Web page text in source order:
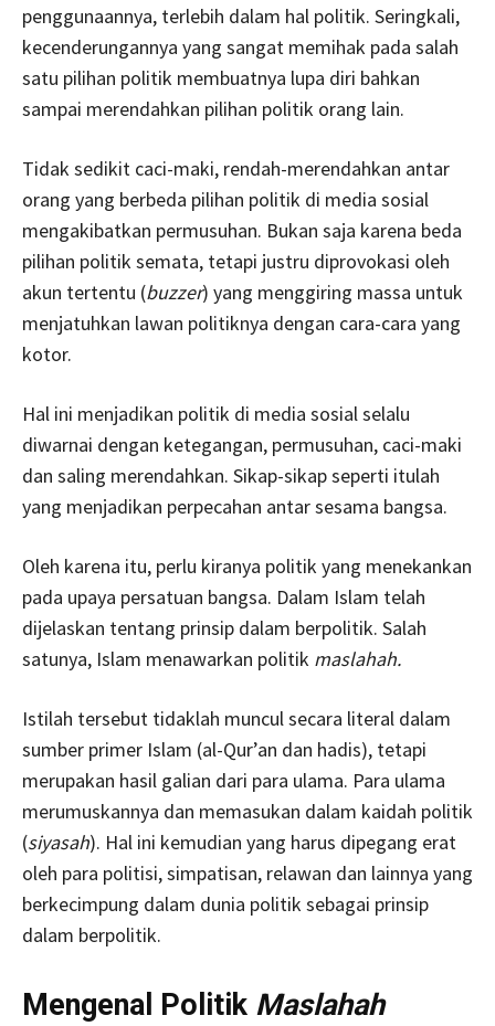
penggunaannya, terlebih dalam hal politik. Seringkali,
kecenderungannya yang sangat memihak pada salah
satu pilihan politik membuatnya lupa diri bahkan
sampai merendahkan pilihan politik orang lain.
Tidak sedikit caci-maki, rendah-merendahkan antar
orang yang berbeda pilihan politik di media sosial
mengakibatkan permusuhan. Bukan saja karena beda
pilihan politik semata, tetapi justru diprovokasi oleh
akun tertentu (buzzer) yang menggiring massa untuk
menjatuhkan lawan politiknya dengan cara-cara yang
kotor.
Hal ini menjadikan politik di media sosial selalu
diwarnai dengan ketegangan, permusuhan, caci-maki
dan saling merendahkan. Sikap-sikap seperti itulah
yang menjadikan perpecahan antar sesama bangsa.
Oleh karena itu, perlu kiranya politik yang menekankan
pada upaya persatuan bangsa. Dalam Islam telah
dijelaskan tentang prinsip dalam berpolitik. Salah
satunya, Islam menawarkan politik maslahah.
Istilah tersebut tidaklah muncul secara literal dalam
sumber primer Islam (al-Qur’an dan hadis), tetapi
merupakan hasil galian dari para ulama. Para ulama
merumuskannya dan memasukan dalam kaidah politik
(siyasah). Hal ini kemudian yang harus dipegang erat
oleh para politisi, simpatisan, relawan dan lainnya yang
berkecimpung dalam dunia politik sebagai prinsip
dalam berpolitik.
Mengenal Politik Maslahah